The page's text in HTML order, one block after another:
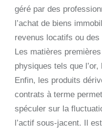
géré par des
l’achat de biens
revenus locatifs ou
Les matières
physiques tels que
Enfin, les produits
contrats à terme
spéculer sur la
l’actif sous-jacent. Il